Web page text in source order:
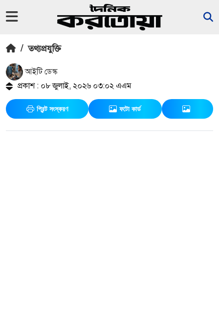
/ তথ্যপ্রযুক্তি
আইটি ডেস্ক
প্রকাশ : ০৮ জুলাই, ২০২৬ ০৩:০২ এএম
প্রিন্ট সংস্করণ ফটো কার্ড